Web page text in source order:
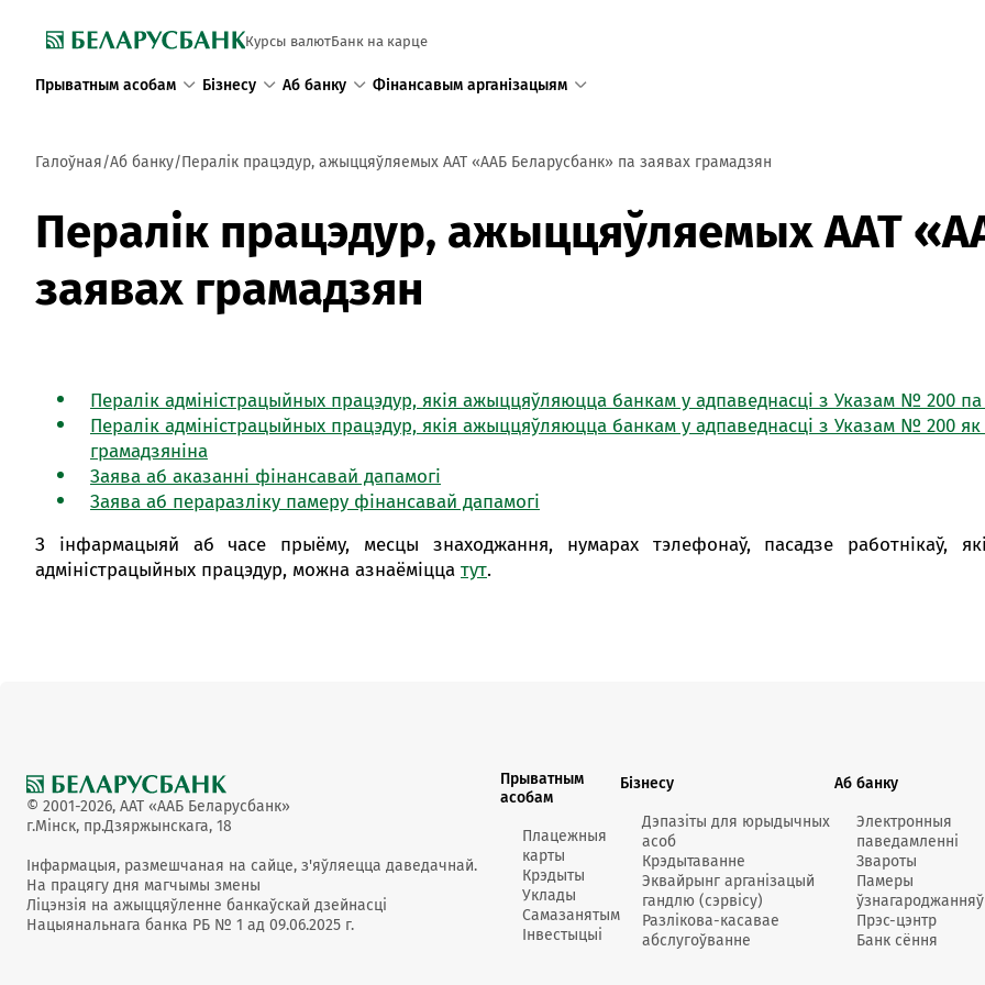
Курсы валютБанк на карце
Прыватным асобам Бізнесу Аб банку Фінансавым арганізацыям
сб-нд
Режим
в
Галоўная Аб банку Пералік працэдур, ажыццяўляемых ААТ «ААБ Беларусбанк» па заявах грамадзян
Пералік працэдур, ажыццяўляемых ААТ
заявах грамадзян
Пералік адміністрацыйных працэдур, якія ажыццяўляюцца банкам у адпаведнасці з Указам № 200
Пералік адміністрацыйных працэдур, якія ажыццяўляюцца банкам у адпаведнасці з Указам № 200
грамадзяніна
Заява аб аказанні фінансавай дапамогі
Заява аб пераразліку памеру фінансавай дапамогі
З інфармацыяй аб часе прыёму, месцы знаходжання, нумарах тэлефонаў, пасадзе работнікаў,
адміністрацыйных працэдур, можна азнаёміцца тут.
© 2001-2026, ААТ «ААБ Беларусбанк»
г.Мінск, пр.Дзяржынскага, 18
Інфармацыя, размешчаная на сайце, з'яўляецца даведачнай.
На працягу дня магчымы змены
Ліцэнзія на ажыццяўленне банкаўскай дзейнасці
Нацыянальнага банка РБ № 1 ад 09.06.2025 г.
Прыватным
асобам
Плацежныя
карты
Крэдыты
Уклады
Самазанятым
Інвестыцыі
Бізнесу
Дэпазіты для юрыдычных
асоб
Крэдытаванне
Эквайрынг арганізацый
гандлю (сэрвісу)
Разлікова-касавае
абслугоўванне
Аб банку
Электронныя
паведамленні
Звароты
Памеры
ўзнагароджанняў
Прэс-цэнтр
Банк сёння